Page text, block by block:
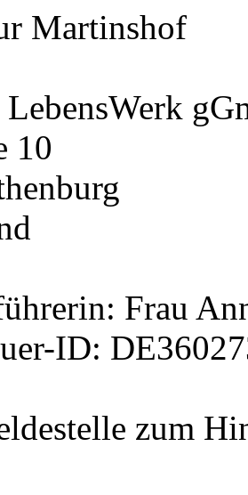
Martinshof
10
Frau
ID:
zum